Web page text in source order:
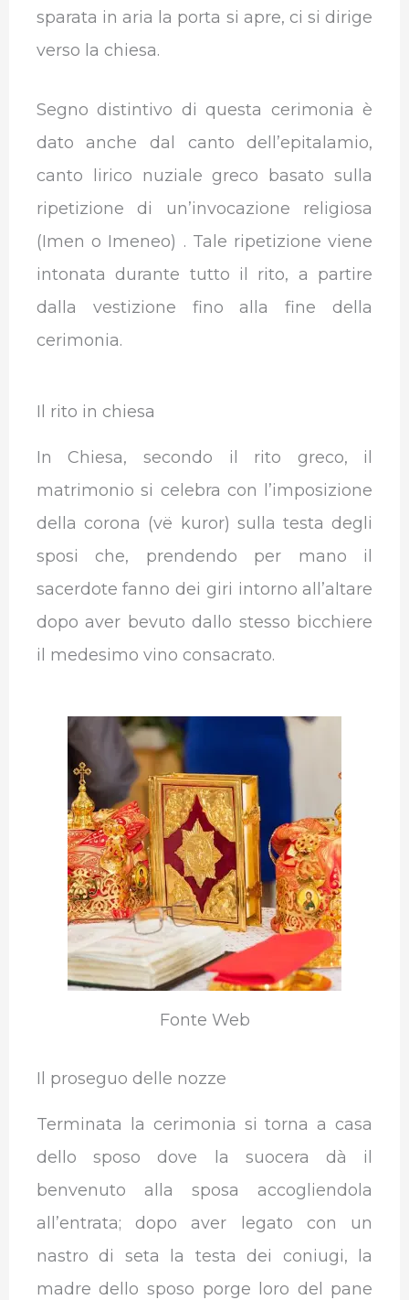
sparata in aria la porta si apre, ci si dirige
verso la chiesa.
Segno distintivo di questa cerimonia è
dato anche dal canto dell’epitalamio,
canto lirico nuziale greco basato sulla
ripetizione di un’invocazione religiosa
(Imen o Imeneo) . Tale ripetizione viene
intonata durante tutto il rito, a partire
dalla vestizione fino alla fine della
cerimonia.
Il rito in chiesa
In Chiesa, secondo il rito greco, il
matrimonio si celebra con l’imposizione
della corona (vë kuror) sulla testa degli
sposi che, prendendo per mano il
sacerdote fanno dei giri intorno all’altare
dopo aver bevuto dallo stesso bicchiere
il medesimo vino consacrato.
Fonte Web
Il proseguo delle nozze
Terminata la cerimonia si torna a casa
dello sposo dove la suocera dà il
benvenuto alla sposa accogliendola
all’entrata; dopo aver legato con un
nastro di seta la testa dei coniugi, la
madre dello sposo porge loro del pane